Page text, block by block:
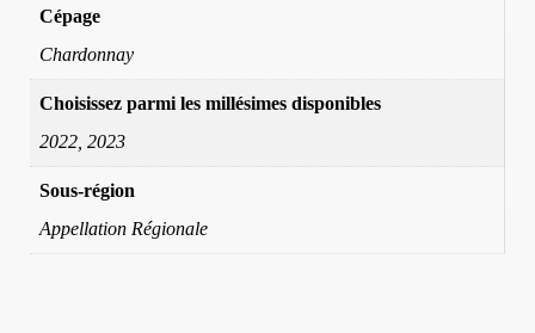
Cépage
Chardonnay
Choisissez parmi les millésimes disponibles
2022, 2023
Sous-région
Appellation Régionale